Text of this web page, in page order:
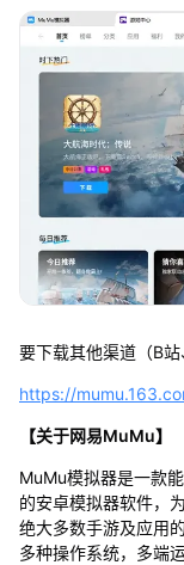
要下载其他渠道（B站
https://
【关于网易MuMu】
MuMu模拟器是一款
的安卓模拟器软件，
绝大多数手游及应用
多种操作系统，多端